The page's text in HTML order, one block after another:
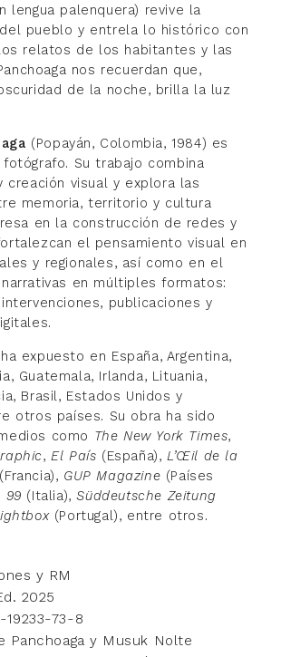
lengua palenquera) revive la
pueblo y entrela lo histórico con
relatos de los habitantes y las
nos recuerdan que,
de la noche, brilla la luz
(Popayán, Colombia, 1984) es
Su trabajo combina
creación visual y explora las
memoria, territorio y cultura
en la construcción de redes y
el pensamiento visual en
y regionales, así como en el
en múltiples formatos:
publicaciones y
expuesto en España, Argentina,
Guatemala, Irlanda, Lituania,
Brasil, Estados Unidos y
otros países. Su obra ha sido
como The New York Times,
,El País (España), L’Œil de la
(Francia), GUP Magazine (Países
99 (Italia),Süddeutsche Zeitung
(Portugal), entre otros.
y RM
2025
73-8
Panchoaga y Musuk Nolte